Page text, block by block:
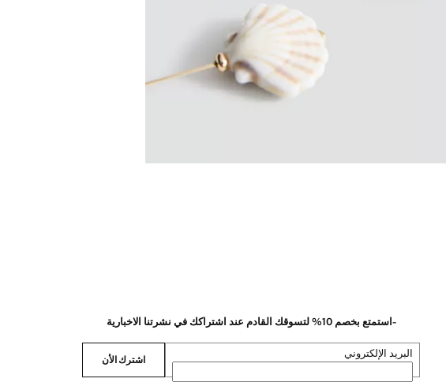
-استمتع بخصم 10% لتسوقك القادم عند اشتراكك في نشرتنا الاخبارية
البريد الإلكتروني اشترك الأن